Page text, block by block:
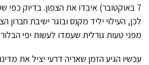
לכן, העילוי יליד מקנס ובוגר ישיבת חברון
מפני טעות גורלית שעמדו לעשות יפי
עכשיו הגיע הזמן שאריה דרעי יציל את